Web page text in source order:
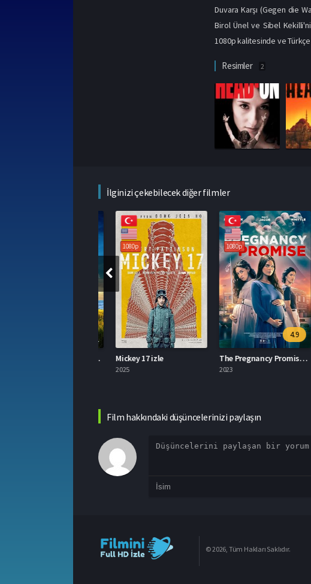
Duvara Karşı (Gegen die
Birol Ünel ve Sibel
1080p kalitesinde ve
Resimler 2
İlginizi çekebilecek diğer filmler
Mickey 17 izle
1080p
4.9
The Pregnancy Promise izle
Film hakkındaki düşüncelerinizi paylaşın
© 2026, Tüm Hakları Saklıdır.